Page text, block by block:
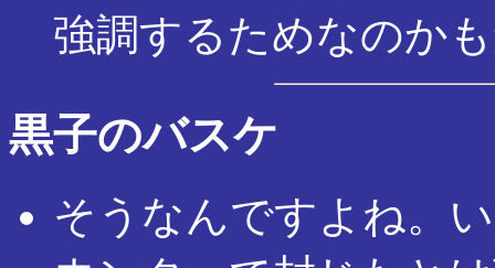
強調するためなのか
黒子のバスケ
そうなんですよね。